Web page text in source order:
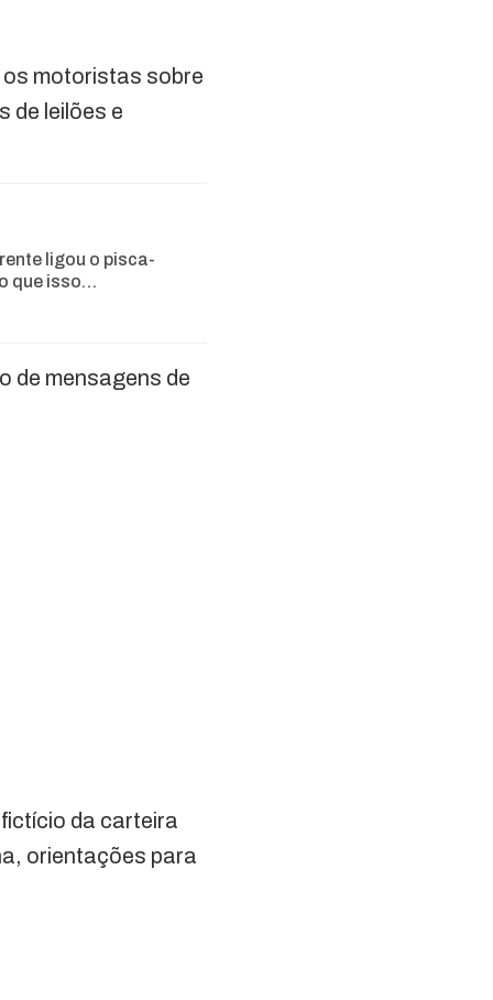
motoristas sobre
de leilões e
ligou o pisca-
que isso…
de mensagens de
da carteira
orientações para